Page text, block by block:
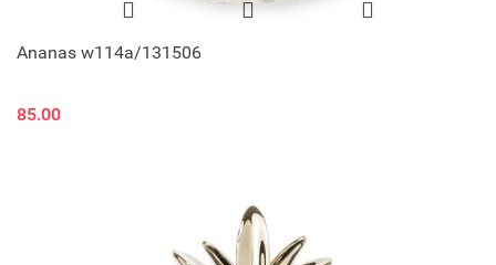
Ananas w114a/131506
85.00